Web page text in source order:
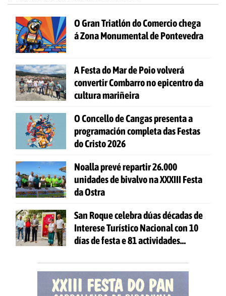
O Gran Triatlón do Comercio chega
á Zona Monumental de Pontevedra
A Festa do Mar de Poio volverá
convertir Combarro no epicentro da
cultura mariñeira
O Concello de Cangas presenta a
programación completa das Festas
do Cristo 2026
Noalla prevé repartir 26.000
unidades de bivalvo na XXXIII Festa
da Ostra
San Roque celebra dúas décadas de
Interese Turístico Nacional con 10
días de festa e 81 actividades